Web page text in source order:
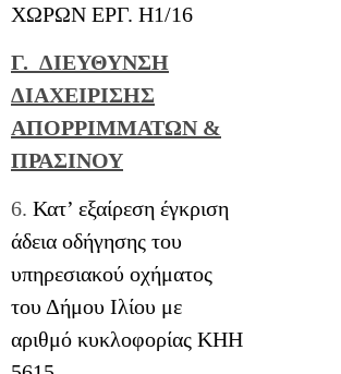
ΧΩΡΩΝ ΕΡΓ. Η1/16
Γ. ΔΙΕΥΘΥΝΣΗ
ΔΙΑΧΕΙΡΙΣΗΣ
ΑΠΟΡΡΙΜΜΑΤΩΝ &
ΠΡΑΣΙΝΟΥ
6. Κατ’ εξαίρεση έγκριση
άδεια οδήγησης του
υπηρεσιακού οχήματος
του Δήμου Ιλίου με
αριθμό κυκλοφορίας ΚΗΗ